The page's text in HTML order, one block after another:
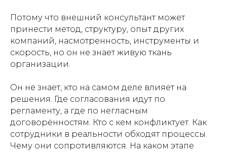
Потому что внешний консультант может
принести метод, структуру, опыт других
компаний, насмотренность, инструменты и
скорость, но он не знает живую ткань
организации.
Он не знает, кто на самом деле влияет на
решения. Где согласования идут по
регламенту, а где по негласным
договорённостям. Кто с кем конфликтует. Как
сотрудники в реальности обходят процессы.
Чему они сопротивляются. На каком этапе